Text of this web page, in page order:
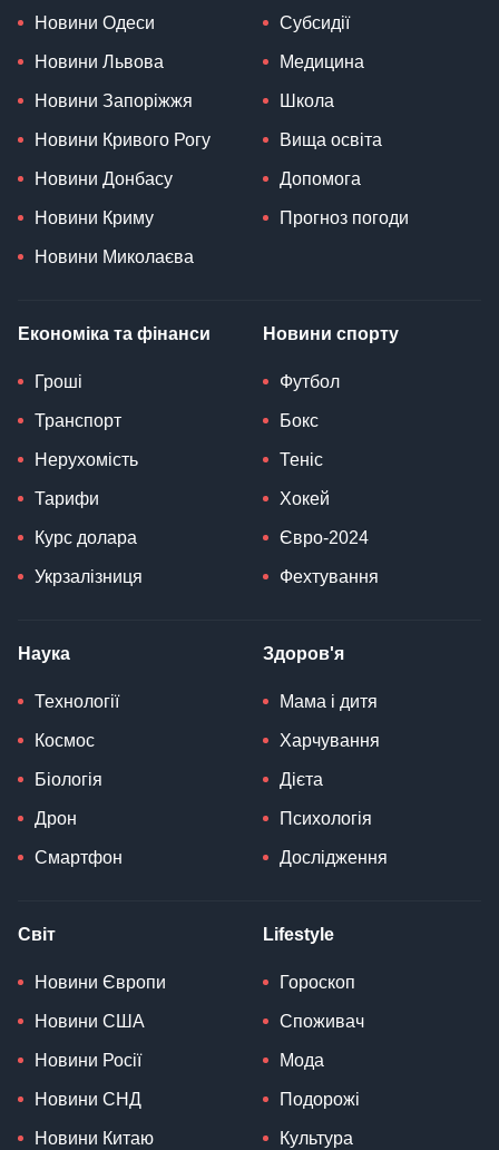
Новини Одеси
Новини Львова
Новини Запоріжжя
Новини Кривого Рогу
Новини Донбасу
Новини Криму
Новини Миколаєва
Субсидії
Медицина
Школа
Вища освіта
Допомога
Прогноз погоди
Економіка та фінанси
Гроші
Транспорт
Нерухомість
Тарифи
Курс долара
Укрзалізниця
Новини спорту
Футбол
Бокс
Теніс
Хокей
Євро-2024
Фехтування
Наука
Технології
Космос
Біологія
Дрон
Смартфон
Здоров'я
Мама і дитя
Харчування
Дієта
Психологія
Дослідження
Світ
Новини Європи
Новини США
Новини Росії
Новини СНД
Новини Китаю
Lifestyle
Гороскоп
Споживач
Мода
Подорожі
Культура